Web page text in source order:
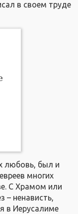
в своем труде
любовь, был и
многих
С Храмом или
– ненависть,
в Иерусалиме